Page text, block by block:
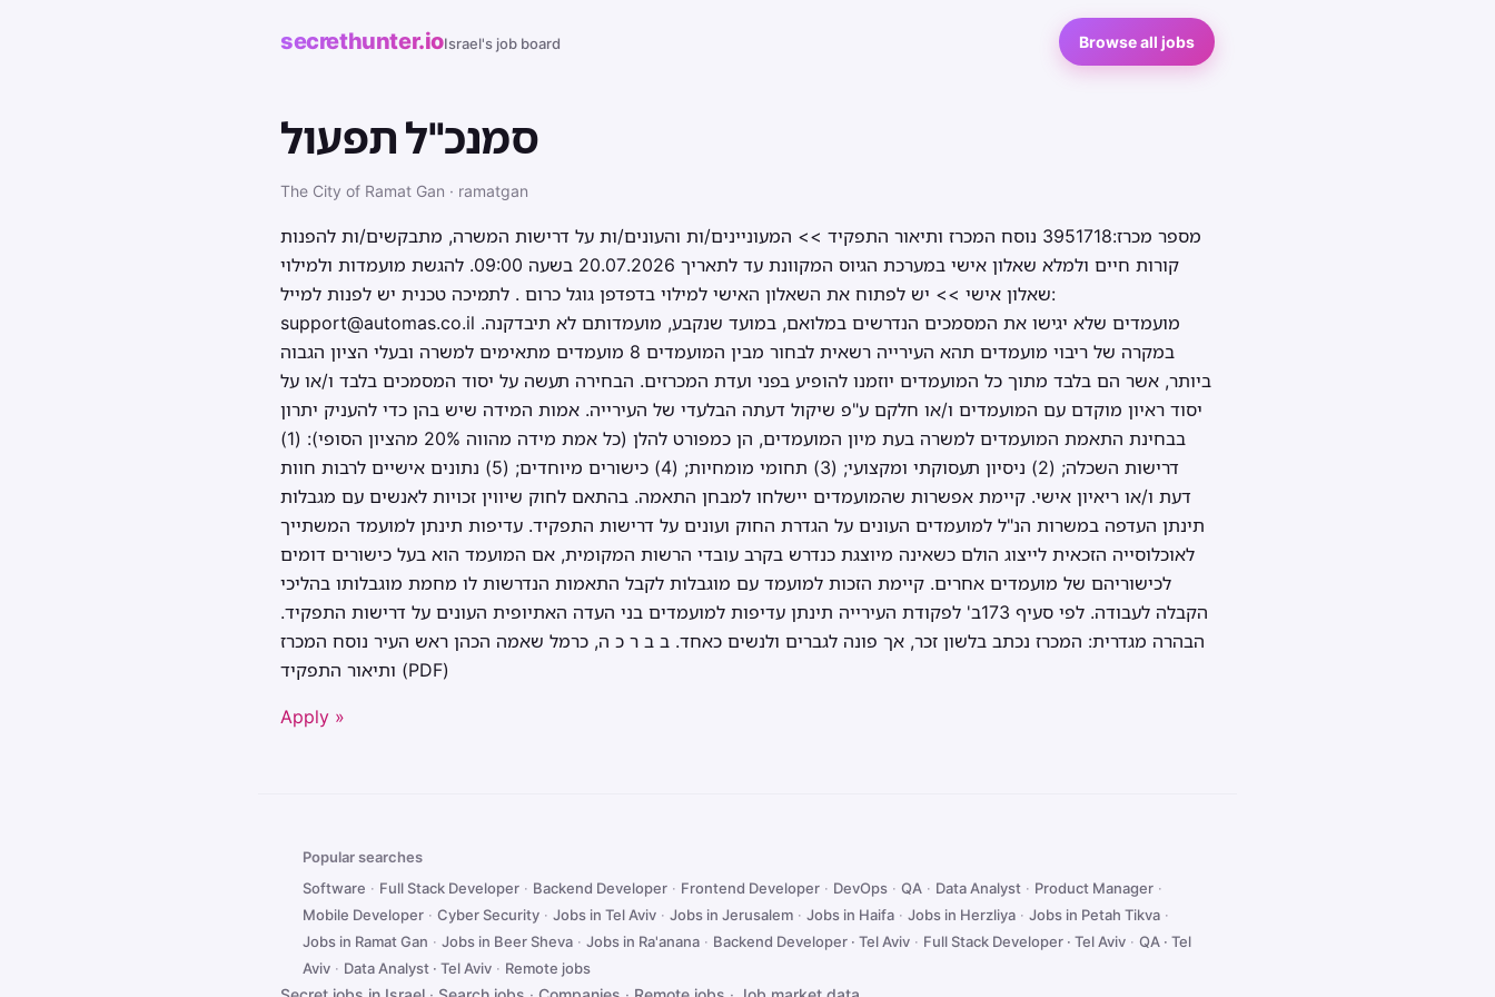
secrethunter.ioIsrael's job board Browse all jobs
סמנכ"ל תפעול
The City of Ramat Gan · ramatgan
מספר מכרז:3951718 נוסח המכרז ותיאור התפקיד >> המעוניינים/ות והעונים/ות על דרישות המשרה, מתבקשים/ות להפנות
קורות חיים ולמלא שאלון אישי במערכת הגיוס המקוונת עד לתאריך 20.07.2026 בשעה 09:00. להגשת מועמדות ולמילוי
שאלון אישי >> יש לפתוח את השאלון האישי למילוי בדפדפן גוגל כרום . לתמיכה טכנית יש לפנות למייל:
support@automas.co.il מועמדים שלא יגישו את המסמכים הנדרשים במלואם, במועד שנקבע, מועמדותם לא תיבדקנה.
במקרה של ריבוי מועמדים תהא העירייה רשאית לבחור מבין המועמדים 8 מועמדים מתאימים למשרה ובעלי הציון הגבוה
ביותר, אשר הם בלבד מתוך כל המועמדים יוזמנו להופיע בפני ועדת המכרזים. הבחירה תעשה על יסוד המסמכים בלבד ו/או על
יסוד ראיון מוקדם עם המועמדים ו/או חלקם ע"פ שיקול דעתה הבלעדי של העירייה. אמות המידה שיש בהן כדי להעניק יתרון
בבחינת התאמת המועמדים למשרה בעת מיון המועמדים, הן כמפורט להלן (כל אמת מידה מהווה 20% מהציון הסופי): (1)
דרישות השכלה; (2) ניסיון תעסוקתי ומקצועי; (3) תחומי מומחיות; (4) כישורים מיוחדים; (5) נתונים אישיים לרבות חוות
דעת ו/או ריאיון אישי. קיימת אפשרות שהמועמדים יישלחו למבחן התאמה. בהתאם לחוק שיווין זכויות לאנשים עם מגבלות
תינתן העדפה במשרות הנ"ל למועמדים העונים על הגדרת החוק ועונים על דרישות התפקיד. עדיפות תינתן למועמד המשתייך
לאוכלוסייה הזכאית לייצוג הולם כשאינה מיוצגת כנדרש בקרב עובדי הרשות המקומית, אם המועמד הוא בעל כישורים דומים
לכישוריהם של מועמדים אחרים. קיימת הזכות למועמד עם מוגבלות לקבל התאמות הנדרשות לו מחמת מוגבלותו בהליכי
הקבלה לעבודה. לפי סעיף 173ב' לפקודת העירייה תינתן עדיפות למועמדים בני העדה האתיופית העונים על דרישות התפקיד.
הבהרה מגדרית: המכרז נכתב בלשון זכר, אך פונה לגברים ולנשים כאחד. ב ב ר כ ה, כרמל שאמה הכהן ראש העיר נוסח המכרז
ותיאור התפקיד (PDF)
Apply »
Popular searches
Software · Full Stack Developer · Backend Developer · Frontend Developer · DevOps · QA · Data Analyst · Product Manager ·
Mobile Developer · Cyber Security · Jobs in Tel Aviv · Jobs in Jerusalem · Jobs in Haifa · Jobs in Herzliya · Jobs in Petah Tikva ·
Jobs in Ramat Gan · Jobs in Beer Sheva · Jobs in Ra'anana · Backend Developer · Tel Aviv · Full Stack Developer · Tel Aviv · QA · Tel
Aviv · Data Analyst · Tel Aviv · Remote jobs